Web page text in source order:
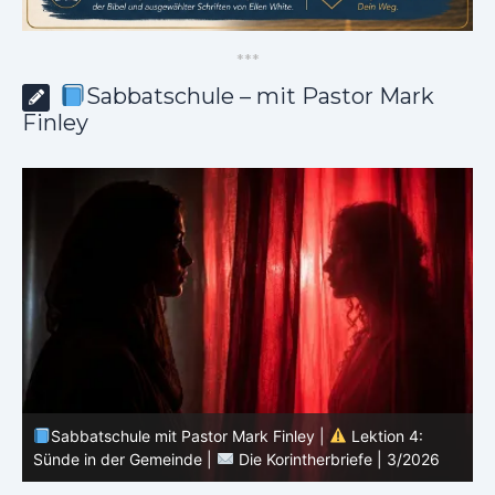
***
Sabbatschule – mit Pastor Mark
Finley
Sabbatschule mit Pastor Mark Finley |
Lektion 3:
Einheit in Christus |
Die Korintherbriefe | 3/2026